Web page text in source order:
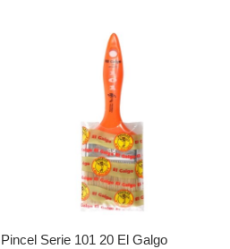
Pincel Serie 101 20 El Galgo